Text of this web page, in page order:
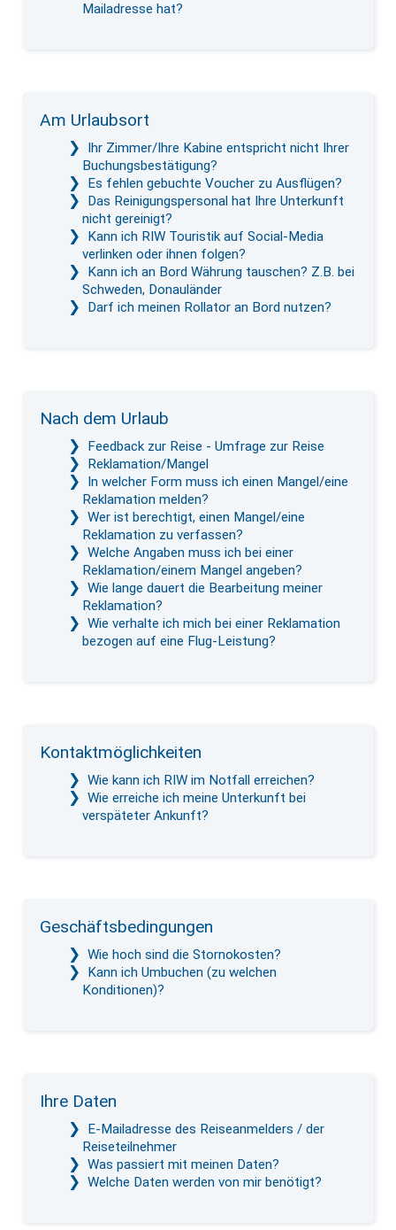
Mailadresse hat?
Am Urlaubsort
Ihr Zimmer/Ihre Kabine entspricht nicht Ihrer
Buchungsbestätigung?
Es fehlen gebuchte Voucher zu Ausflügen?
Das Reinigungspersonal hat Ihre Unterkunft
nicht gereinigt?
Kann ich RIW Touristik auf Social-Media
verlinken oder ihnen folgen?
Kann ich an Bord Währung tauschen? Z.B. bei
Schweden, Donauländer
Darf ich meinen Rollator an Bord nutzen?
Nach dem Urlaub
Feedback zur Reise - Umfrage zur Reise
Reklamation/Mangel
In welcher Form muss ich einen Mangel/eine
Reklamation melden?
Wer ist berechtigt, einen Mangel/eine
Reklamation zu verfassen?
Welche Angaben muss ich bei einer
Reklamation/einem Mangel angeben?
Wie lange dauert die Bearbeitung meiner
Reklamation?
Wie verhalte ich mich bei einer Reklamation
bezogen auf eine Flug-Leistung?
Kontaktmöglichkeiten
Wie kann ich RIW im Notfall erreichen?
Wie erreiche ich meine Unterkunft bei
verspäteter Ankunft?
Geschäftsbedingungen
Wie hoch sind die Stornokosten?
Kann ich Umbuchen (zu welchen
Konditionen)?
Ihre Daten
E-Mailadresse des Reiseanmelders / der
Reiseteilnehmer
Was passiert mit meinen Daten?
Welche Daten werden von mir benötigt?